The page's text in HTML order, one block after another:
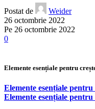
Postat de
Weider
26 octombrie 2022
Pe 26 octombrie 2022
0
Elemente esențiale pentru
Elemente esențiale
Elemente esențiale